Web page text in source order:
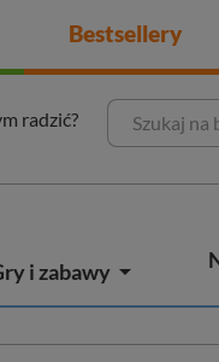
Bestsellery
radzić?
i zabawy